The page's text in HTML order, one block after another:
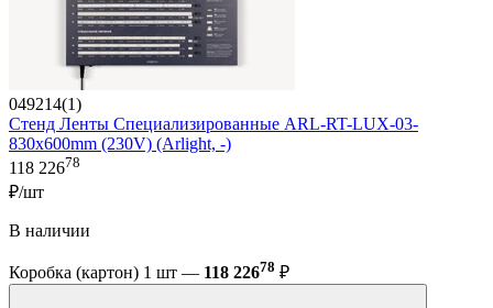
049214(1)
Стенд Ленты Специализированные ARL-RT-LUX-03-
830x600mm (230V) (Arlight, -)
118 22678
₽/шт
В наличии
Коробка (картон) 1 шт — 118 22678 ₽